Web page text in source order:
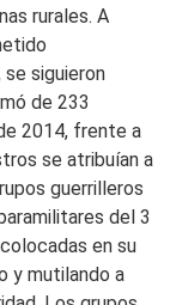
rurales. A
siguieron
de 233
2014, frente a
se atribuían a
guerrilleros
del 3
en su
y mutilando a